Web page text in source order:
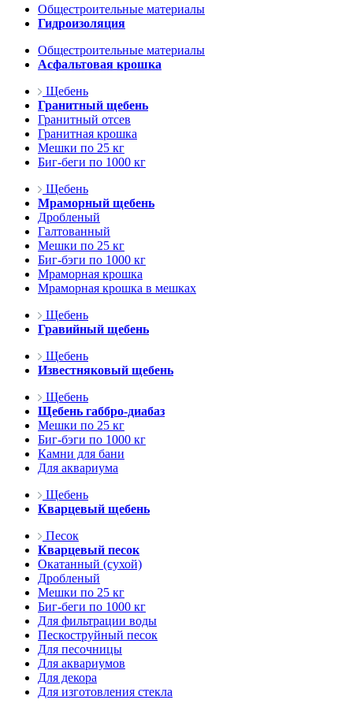
Общестроительные материалы
Гидроизоляция
Общестроительные материалы
Асфальтовая крошка
Щебень
Гранитный щебень
Гранитный отсев
Гранитная крошка
Мешки по 25 кг
Биг-беги по 1000 кг
Щебень
Мраморный щебень
Дробленый
Галтованный
Мешки по 25 кг
Биг-бэги по 1000 кг
Мраморная крошка
Мраморная крошка в мешках
Щебень
Гравийный щебень
Щебень
Известняковый щебень
Щебень
Щебень габбро-диабаз
Мешки по 25 кг
Биг-бэги по 1000 кг
Камни для бани
Для аквариума
Щебень
Кварцевый щебень
Песок
Кварцевый песок
Окатанный (сухой)
Дробленый
Мешки по 25 кг
Биг-беги по 1000 кг
Для фильтрации воды
Пескоструйный песок
Для песочницы
Для аквариумов
Для декора
Для изготовления стекла